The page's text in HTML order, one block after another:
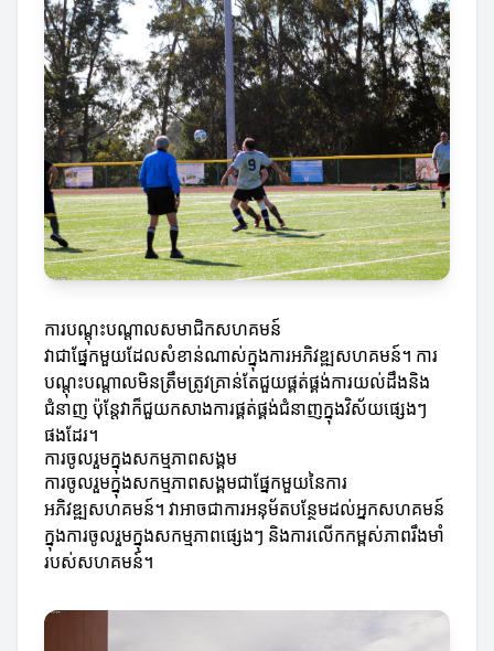
ការបណ្តុះបណ្តាលសមាជិកសហគមន៍
វាជាផ្នែកមួយដែលសំខាន់ណាស់ក្នុងការអភិវឌ្ឍសហគមន៍។ ការ
បណ្តុះបណ្តាលមិនត្រឹមត្រូវគ្រាន់តែជួយផ្គត់ផ្គង់ការយល់ដឹងនិង
ជំនាញ ប៉ុន្តែវាក៏ជួយកសាងការផ្គត់ផ្គង់ជំនាញក្នុងវិស័យផ្សេងៗ
ផងដែរ។
ការចូលរួមក្នុងសកម្មភាពសង្គម
ការចូលរួមក្នុងសកម្មភាពសង្គមជាផ្នែកមួយនៃការ
អភិវឌ្ឍសហគមន៍។ វាអាចជាការអនុម័តបន្ថែមដល់អ្នកសហគមន៍
ក្នុងការចូលរួមក្នុងសកម្មភាពផ្សេងៗ និងការលើកកម្ពស់ភាពរឹងមាំ
របស់សហគមន៍។